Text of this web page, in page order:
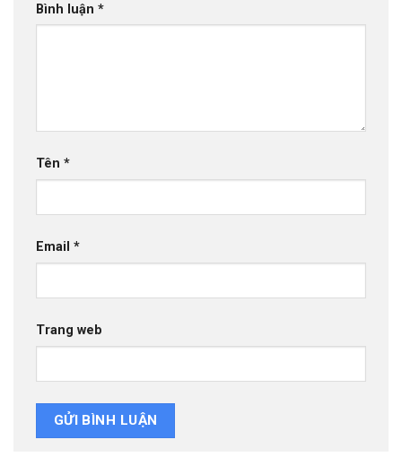
Bình luận *
Tên *
Email *
Trang web